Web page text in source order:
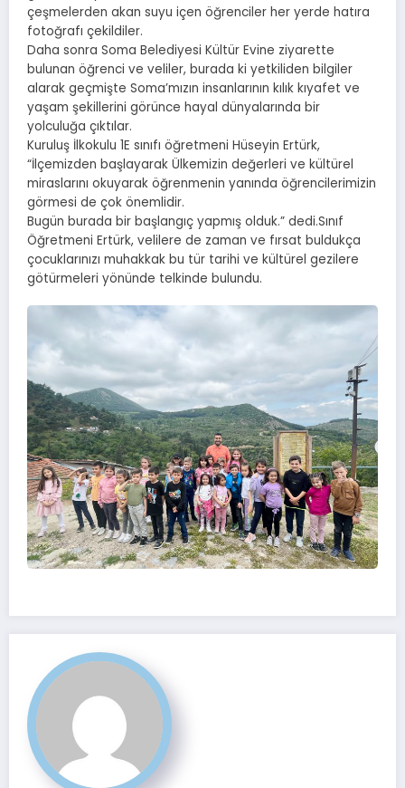
çeşmelerden akan suyu içen öğrenciler her yerde hatıra
fotoğrafı çekildiler.
Daha sonra Soma Belediyesi Kültür Evine ziyarette
bulunan öğrenci ve veliler, burada ki yetkiliden bilgiler
alarak geçmişte Soma’mızın insanlarının kılık kıyafet ve
yaşam şekillerini görünce hayal dünyalarında bir
yolculuğa çıktılar.
Kuruluş İlkokulu 1E sınıfı öğretmeni Hüseyin Ertürk,
“İlçemizden başlayarak Ülkemizin değerleri ve kültürel
miraslarını okuyarak öğrenmenin yanında öğrencilerimizin
görmesi de çok önemlidir.
Bugün burada bir başlangıç yapmış olduk.” dedi.Sınıf
Öğretmeni Ertürk, velilere de zaman ve fırsat buldukça
çocuklarınızı muhakkak bu tür tarihi ve kültürel gezilere
götürmeleri yönünde telkinde bulundu.